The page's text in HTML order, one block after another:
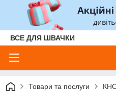
ВСЕ ДЛЯ ШВАЧКИ
Товари та послуги